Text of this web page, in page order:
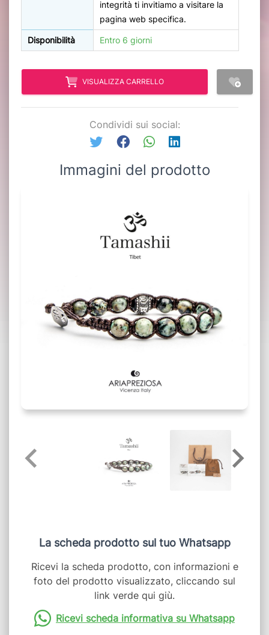
integrità ti invitiamo a visitare la
pagina web specifica.
Disponibilità Entro 6 giorni
VISUALIZZA CARRELLO
Condividi sui social:
Immagini del prodotto
La scheda prodotto sul tuo Whatsapp
Ricevi la scheda prodotto, con informazioni e
foto del prodotto visualizzato, cliccando sul
link verde qui giù.
Ricevi scheda informativa su Whatsapp